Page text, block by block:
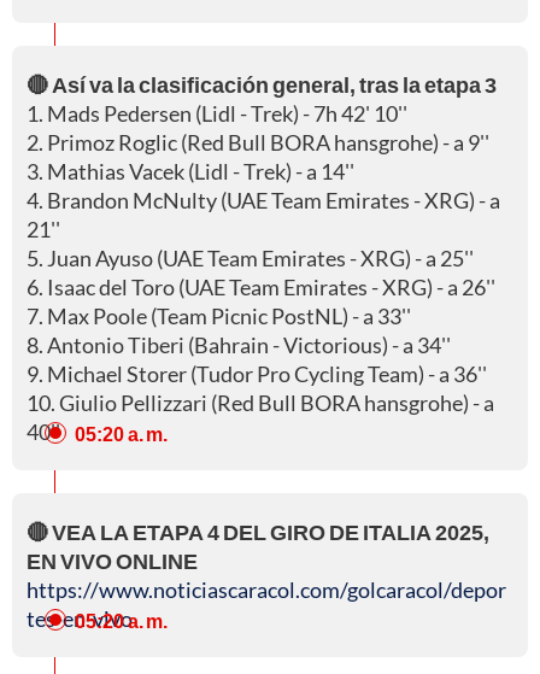
🔴 Así va la clasificación general, tras la etapa 3
1. Mads Pedersen (Lidl - Trek) - 7h 42' 10''
2. Primoz Roglic (Red Bull BORA hansgrohe) - a 9''
3. Mathias Vacek (Lidl - Trek) - a 14''
4. Brandon McNulty (UAE Team Emirates - XRG) - a
21''
5. Juan Ayuso (UAE Team Emirates - XRG) - a 25''
6. Isaac del Toro (UAE Team Emirates - XRG) - a 26''
7. Max Poole (Team Picnic PostNL) - a 33''
8. Antonio Tiberi (Bahrain - Victorious) - a 34''
9. Michael Storer (Tudor Pro Cycling Team) - a 36''
10. Giulio Pellizzari (Red Bull BORA hansgrohe) - a
40''
05:20 a. m.
🔴 VEA LA ETAPA 4 DEL GIRO DE ITALIA 2025,
EN VIVO ONLINE
https://www.noticiascaracol.com/golcaracol/depor
tes-en-vivo
05:20 a. m.